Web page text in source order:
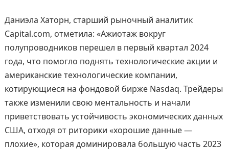
Даниэла Хаторн, старший рыночный аналитик
Capital.com, отметила: «Ажиотаж вокруг
полупроводников перешел в первый квартал 2024
года, что помогло поднять технологические акции и
американские технологические компании,
котирующиеся на фондовой бирже Nasdaq. Трейдеры
также изменили свою ментальность и начали
приветствовать устойчивость экономических данных
США, отходя от риторики «хорошие данные —
плохие», которая доминировала большую часть 2023